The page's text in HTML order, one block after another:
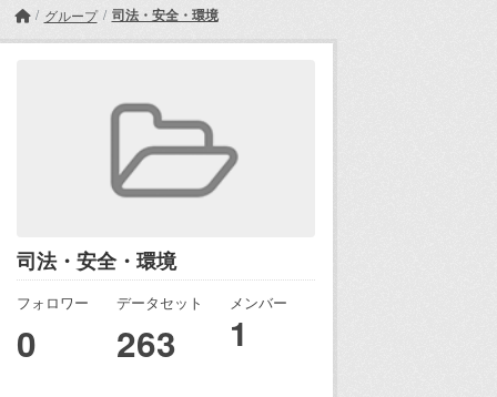
グループ 司法・安全・環境
司法・安全・環境
フォロワー
0
データセット
263
メンバー
1